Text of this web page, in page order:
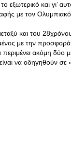
εξωτερικό και γι’
με τον Ολυμπιακό.
και του
με την
ακόμη
να οδηγηθούν σε